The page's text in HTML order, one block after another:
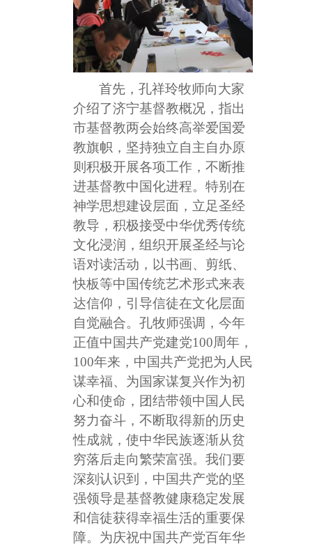
首先，孔祥玲牧师向大家
介绍了济宁基督教概况，指出
市基督教两会始终高举爱国爱
教旗帜，坚持独立自主自办原
则积极开展各项工作，不断推
进基督教中国化进程。特别在
神学思想建设层面，立足圣经
教导，积极接受中华优秀传统
文化浸润，组织开展圣经与论
语对读活动，以书画、剪纸、
快板等中国传统艺术形式来表
达信仰，引导信徒在文化层面
自觉融合。孔牧师强调，今年
正值中国共产党建党100周年，
100年来，中国共产党把为人民
谋幸福、为国家谋复兴作为初
心和使命，团结带领中国人民
努力奋斗，不断取得新的历史
性成就，使中华民族逐渐从贫
穷落后走向繁荣富强。我们要
深刻认识到，中国共产党的坚
强领导是基督教健康稳定发展
和信徒获得幸福生活的重要保
障。为庆祝中国共产党百年华